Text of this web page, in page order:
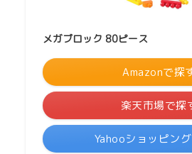
メガブロック 80ピース
Amazonで探
楽天市場で探
Yahooショッピン